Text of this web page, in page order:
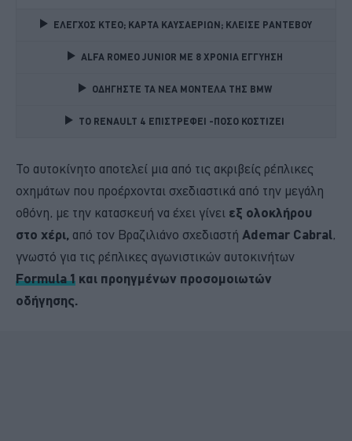
ΕΛΕΓΧΟΣ ΚΤΕΟ; ΚΑΡΤΑ ΚΑΥΣΑΕΡΙΩΝ; ΚΛΕΙΣΕ ΡΑΝΤΕΒΟΥ
ALFA ROMEO JUNIOR ME 8 ΧΡΟΝΙΑ ΕΓΓΥΗΣΗ
ΟΔΗΓΗΣΤΕ ΤΑ ΝΕΑ ΜΟΝΤΕΛΑ ΤΗΣ BMW
TO RENAULT 4 ΕΠΙΣΤΡΕΦΕΙ -ΠΟΣΟ ΚΟΣΤΙΖΕΙ
Το αυτοκίνητο αποτελεί μια από τις ακριβείς ρέπλικες
οχημάτων που προέρχονται σχεδιαστικά από την μεγάλη
οθόνη, με την κατασκευή να έχει γίνει εξ ολοκλήρου
στο χέρι, α πό τον Βραζιλιάνο σχεδιαστή Ademar Cabral,
γνωστό για τις ρέπλικες αγωνιστικών αυτοκινήτων
Formula 1 και προηγμένων προσομοιωτών
οδήγησης.